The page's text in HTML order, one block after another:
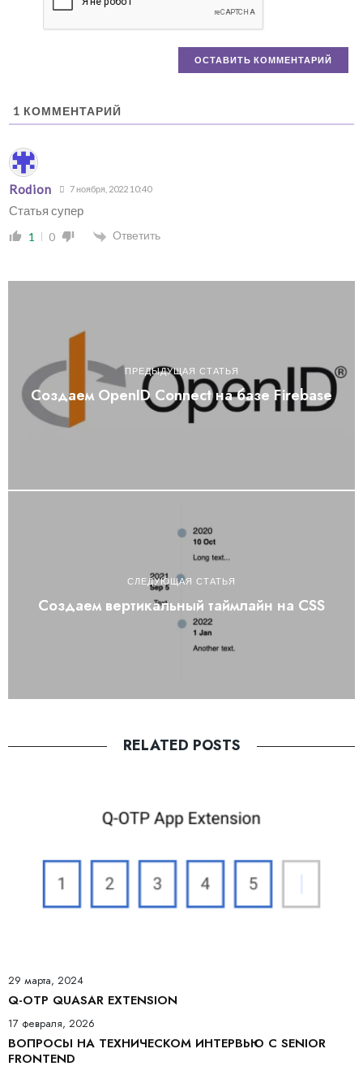
1 КОММЕНТАРИЙ
Rodion 7 ноября, 2022 10:40
Статья супер
1 0 Ответить
ПРЕДЫДУЩАЯ СТАТЬЯ
Создаем OpenID Connect на базе Firebase
СЛЕДУЮЩАЯ СТАТЬЯ
Создаем вертикальный таймлайн на CSS
RELATED POSTS
29 марта, 2024
Q-OTP QUASAR EXTENSION
17 февраля, 2026
ВОПРОСЫ НА ТЕХНИЧЕСКОМ ИНТЕРВЬЮ С SENIOR
FRONTEND